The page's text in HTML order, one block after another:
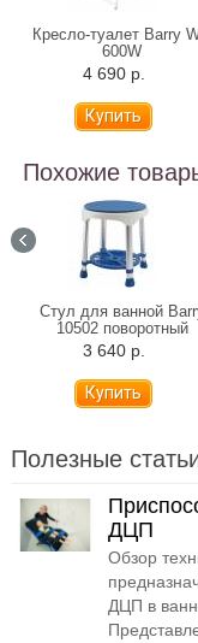
Кресло-туалет Barry
600W
4 690 р.
Похожие
Стул для ванной
10502 поворотный
3 640 р.
Полезные
ДЦП
Обзор
ДЦП в